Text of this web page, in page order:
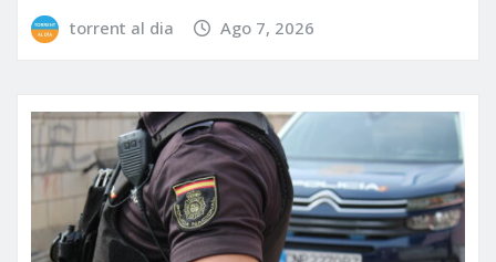
torrent al dia Ago 7, 2026